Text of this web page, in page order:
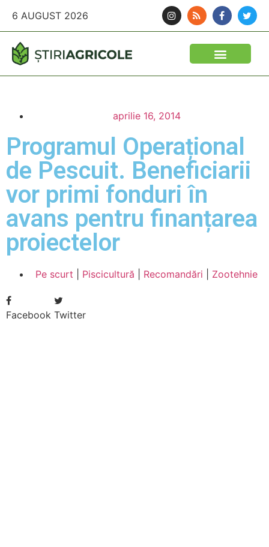
6 AUGUST 2026
aprilie 16, 2014
Programul Operațional
de Pescuit. Beneficiarii
vor primi fonduri în
avans pentru finanțarea
proiectelor
Pe scurt Piscicultură Recomandări Zootehnie
Facebook Twitter